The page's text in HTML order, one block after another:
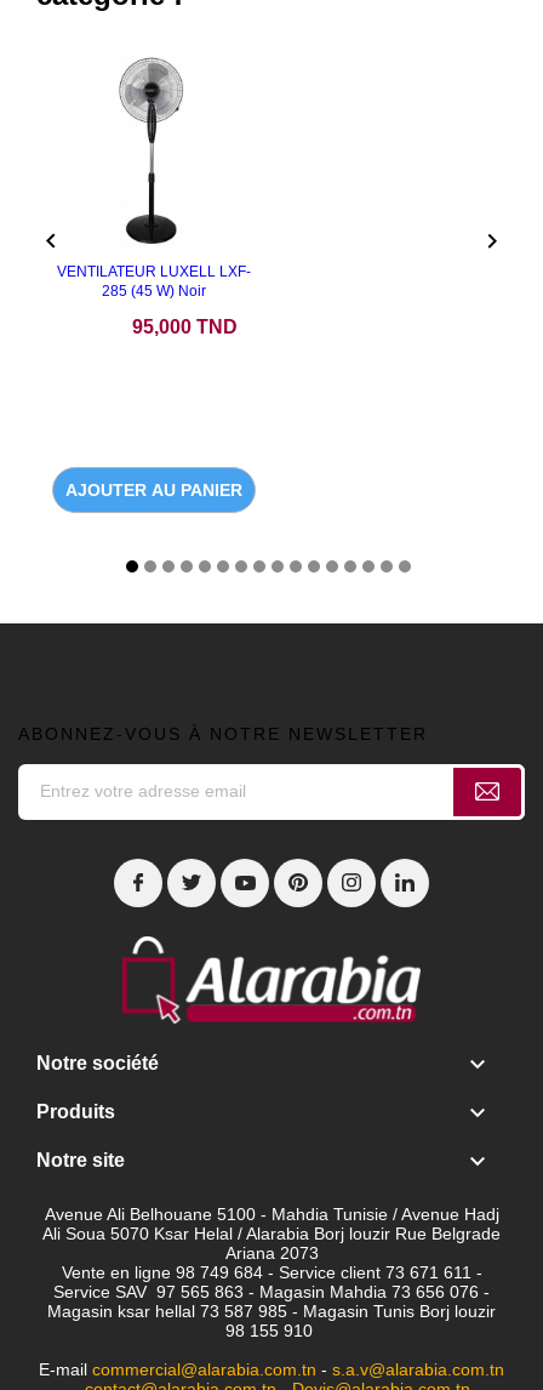
VENTILATEUR LUXELL LXF-
285 (45 W) Noir
95,000 TND
AJOUTER AU PANIER
 
ABONNEZ-VOUS À NOTRE NEWSLETTER
Notre société 
Produits 
Notre site 
Avenue Ali Belhouane 5100 - Mahdia Tunisie / Avenue Hadj
Ali Soua 5070 Ksar Helal / Alarabia Borj louzir Rue Belgrade
Ariana 2073
Vente en ligne 98 749 684 - Service client 73 671 611 -
Service SAV 97 565 863 - Magasin Mahdia 73 656 076 -
Magasin ksar hellal 73 587 985 - Magasin Tunis Borj louzir
98 155 910
E-mail commercial@alarabia.com.tn - s.a.v@alarabia.com.tn